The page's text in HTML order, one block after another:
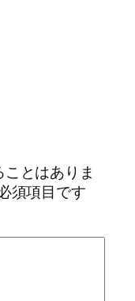
とはありま
須項目です